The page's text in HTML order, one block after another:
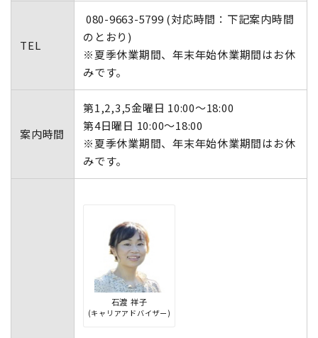
TEL
080-9663-5799 (対応時間：下記案内時間
のとおり)
※夏季休業期間、年末年始休業期間はお休
みです。
案内時間
第1,2,3,5金曜日 10:00～18:00
第4日曜日 10:00～18:00
※夏季休業期間、年末年始休業期間はお休
みです。
石渡 祥子
(キャリアアドバイザー)